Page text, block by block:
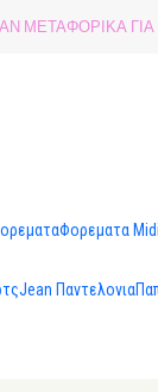
Φορεματα
Jean Παντελονια
ΜΕΤΑΦΟΡΙΚΑ ΓΙΑ